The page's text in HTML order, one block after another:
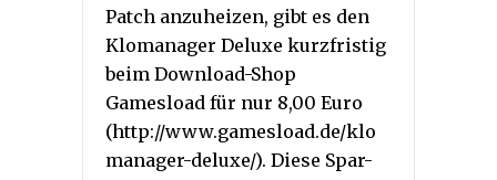
Patch anzuheizen, gibt es den
Klomanager Deluxe kurzfristig
beim Download-Shop
Gamesload für nur 8,00 Euro
(http://www.gamesload.de/klo
manager-deluxe/). Diese Spar-